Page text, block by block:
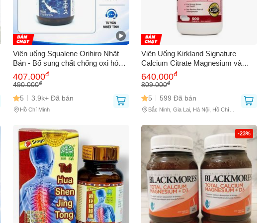
Viên uống Squalene Orihiro Nhật
Bản - Bổ sung chất chống oxi hóa
và tăng cường sức khỏe tổng thể
407.000đ
490.000đ
5 3.9k+ Đã bán
Hồ Chí Minh
Viên Uống Kirkland Signature
Calcium Citrate Magnesium và
Kẽm 500mg - Bổ Sung Canxi Cho
Xương Khớp Chắc Khỏe và Sức
640.000đ
809.000đ
5 599 Đã bán
Bắc Ninh, Gia Lai, Hà Nội, Hồ Chí
-23%